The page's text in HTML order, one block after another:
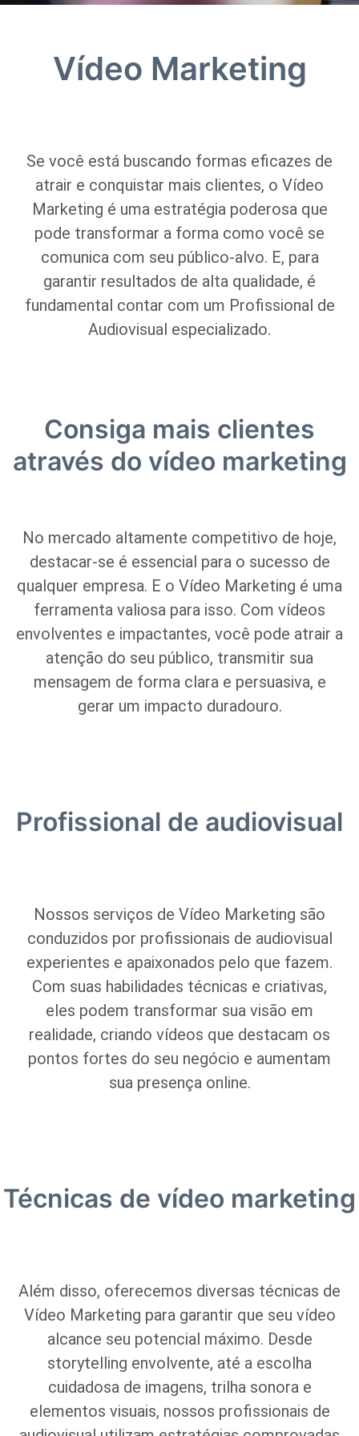
Vídeo Marketing
Se você está buscando formas eficazes de
atrair e conquistar mais clientes, o Vídeo
Marketing é uma estratégia poderosa que
pode transformar a forma como você se
comunica com seu público-alvo. E, para
garantir resultados de alta qualidade, é
fundamental contar com um Profissional de
Audiovisual especializado.
Consiga mais clientes
através do vídeo marketing
No mercado altamente competitivo de hoje,
destacar-se é essencial para o sucesso de
qualquer empresa. E o Vídeo Marketing é uma
ferramenta valiosa para isso. Com vídeos
envolventes e impactantes, você pode atrair a
atenção do seu público, transmitir sua
mensagem de forma clara e persuasiva, e
gerar um impacto duradouro.
Profissional de audiovisual
Nossos serviços de Vídeo Marketing são
conduzidos por profissionais de audiovisual
experientes e apaixonados pelo que fazem.
Com suas habilidades técnicas e criativas,
eles podem transformar sua visão em
realidade, criando vídeos que destacam os
pontos fortes do seu negócio e aumentam
sua presença online.
Técnicas de vídeo marketing
Além disso, oferecemos diversas técnicas de
Vídeo Marketing para garantir que seu vídeo
alcance seu potencial máximo. Desde
storytelling envolvente, até a escolha
cuidadosa de imagens, trilha sonora e
elementos visuais, nossos profissionais de